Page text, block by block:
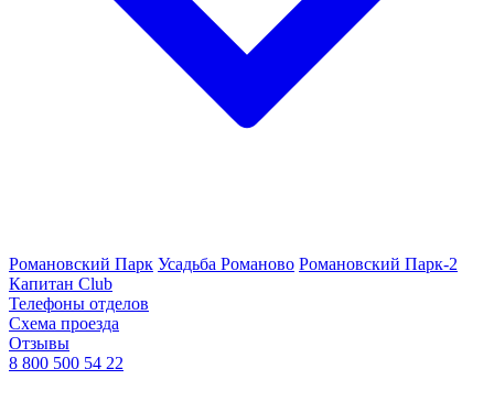
Романовский Парк Усадьба Романово Романовский Парк-2
Капитан Club
Телефоны отделов
Схема проезда
Отзывы
8 800 500 54 22